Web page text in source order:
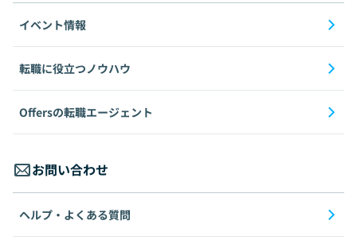
イベント情報
転職に役立つノウハウ
Offersの転職エージェント
お問い合わせ
ヘルプ・よくある質問